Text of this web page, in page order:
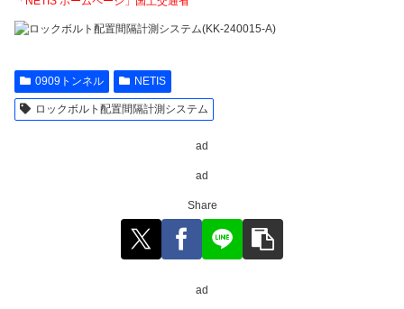
0909トンネル NETIS
ロックボルト配置間隔計測システム
ad
ad
Share
ad